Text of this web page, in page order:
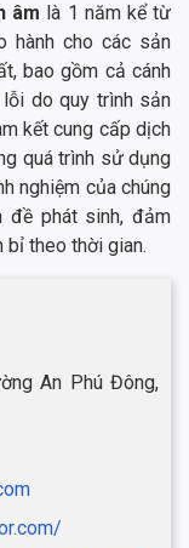
âm là 1 năm kể từ
hành cho các sản
bao gồm cả cánh
do quy trình sản
kết cung cấp dịch
quá trình sử dụng
nghiệm của chúng
đề phát sinh, đảm
bỉ theo thời gian.
An Phú Đông,